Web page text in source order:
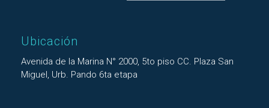
Ubicación
Avenida de la Marina N° 2000, 5to piso CC. Plaza San
Miguel, Urb. Pando 6ta etapa